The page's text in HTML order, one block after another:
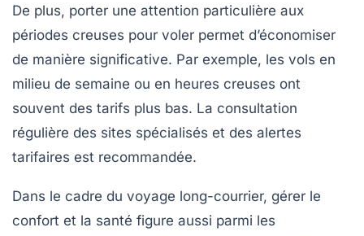
De plus, porter une attention particulière aux
périodes creuses pour voler permet d’économiser
de manière significative. Par exemple, les vols en
milieu de semaine ou en heures creuses ont
souvent des tarifs plus bas. La consultation
régulière des sites spécialisés et des alertes
tarifaires est recommandée.
Dans le cadre du voyage long-courrier, gérer le
confort et la santé figure aussi parmi les